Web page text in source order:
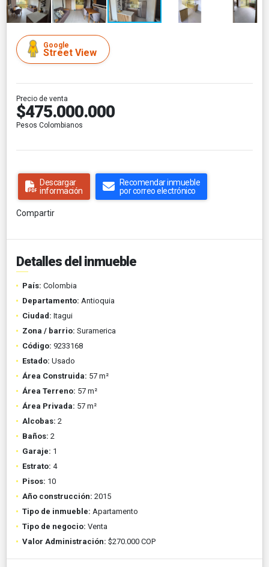
Google
Street View
Precio de venta
$475.000.000
Pesos Colombianos
Descargar
información
Recomendar inmueble
por correo electrónico
Compartir
Detalles del inmueble
País: Colombia
Departamento: Antioquia
Ciudad: Itagui
Zona / barrio: Suramerica
Código: 9233168
Estado: Usado
Área Construida: 57 m²
Área Terreno: 57 m²
Área Privada: 57 m²
Alcobas: 2
Baños: 2
Garaje: 1
Estrato: 4
Pisos: 10
Año construcción: 2015
Tipo de inmueble: Apartamento
Tipo de negocio: Venta
Valor Administración: $270.000 COP